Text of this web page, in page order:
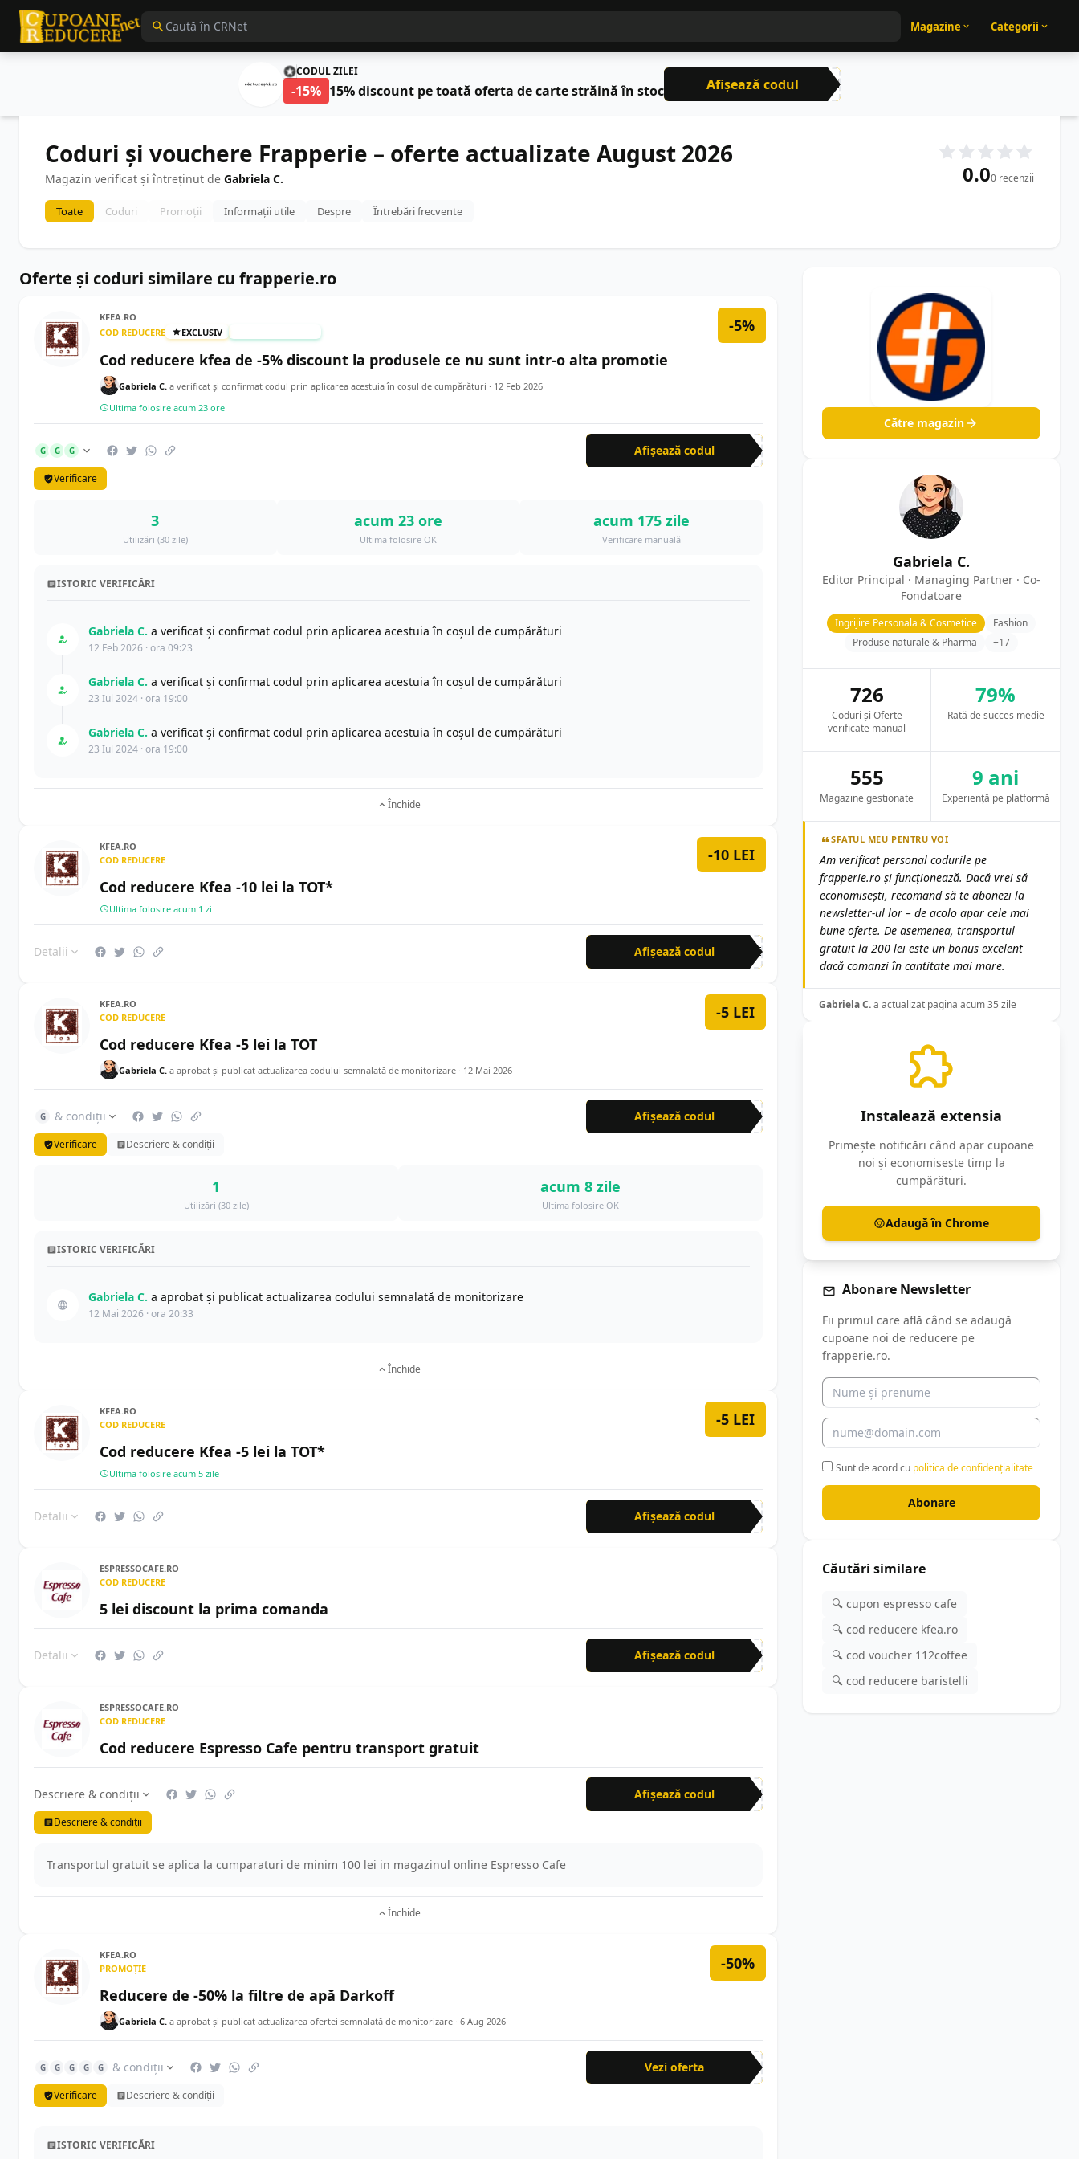
Magazine Categorii
CODUL ZILEI
-15% 15% discount pe toată oferta de carte străină în stoc Afișează codul CRN
Coduri și vouchere Frapperie – oferte actualizate August 2026
Magazin verificat și întreținut de Gabriela C. 0.00 recenzii
Toate Coduri Promoții Informații utile Despre Întrebări frecvente
Oferte și coduri similare cu frapperie.ro
KFEA.RO
COD REDUCERE
EXCLUSIV
-5%
Cod reducere kfea de -5% discount la produsele ce nu sunt intr-o alta promotie
Gabriela C. a verificat și confirmat codul prin aplicarea acestuia în coșul de cumpărături · 12 Feb 2026
Ultima folosire acum 23 ore
G G G Afișează codul ras
Verificare
3
Utilizări (30 zile)
acum 23 ore
Ultima folosire OK
acum 175 zile
Verificare manuală
ISTORIC VERIFICĂRI
Gabriela C. a verificat și confirmat codul prin aplicarea acestuia în coșul de cumpărături
12 Feb 2026 · ora 09:23
Gabriela C. a verificat și confirmat codul prin aplicarea acestuia în coșul de cumpărături
23 Iul 2024 · ora 19:00
Gabriela C. a verificat și confirmat codul prin aplicarea acestuia în coșul de cumpărături
23 Iul 2024 · ora 19:00
Închide
KFEA.RO
COD REDUCERE
-10 LEI
Cod reducere Kfea -10 lei la TOT*
Ultima folosire acum 1 zi
Detalii Afișează codul KFE
KFEA.RO
COD REDUCERE
-5 LEI
Cod reducere Kfea -5 lei la TOT
Gabriela C. a aprobat și publicat actualizarea codului semnalată de monitorizare · 12 Mai 2026
G & condiții Afișează codul SUP
Verificare Descriere & condiții
1
Utilizări (30 zile)
acum 8 zile
Ultima folosire OK
ISTORIC VERIFICĂRI
Gabriela C. a aprobat și publicat actualizarea codului semnalată de monitorizare
12 Mai 2026 · ora 20:33
Închide
KFEA.RO
COD REDUCERE
-5 LEI
Cod reducere Kfea -5 lei la TOT*
Ultima folosire acum 5 zile
Detalii Afișează codul KFE
ESPRESSOCAFE.RO
COD REDUCERE
5 lei discount la prima comanda
Detalii Afișează codul ESP
ESPRESSOCAFE.RO
COD REDUCERE
Cod reducere Espresso Cafe pentru transport gratuit
Descriere & condiții Afișează codul RSB
Descriere & condiții
Transportul gratuit se aplica la cumparaturi de minim 100 lei in magazinul online Espresso Cafe
Închide
KFEA.RO
PROMOȚIE
-50%
Reducere de -50% la filtre de apă Darkoff
Gabriela C. a aprobat și publicat actualizarea ofertei semnalată de monitorizare · 6 Aug 2026
G G G G G & condiții Vezi oferta -50%
Verificare Descriere & condiții
ISTORIC VERIFICĂRI
Către magazin
Gabriela C.
Editor Principal · Managing Partner · Co-
Fondatoare
Ingrijire Personala & Cosmetice
Fashion
Produse naturale & Pharma
+17
726
Coduri și Oferte
verificate manual
79%
Rată de succes medie
555
Magazine gestionate
9 ani
Experiență pe platformă
SFATUL MEU PENTRU VOI
Am verificat personal codurile pe
frapperie.ro și funcționează. Dacă vrei să
economisești, recomand să te abonezi la
newsletter-ul lor – de acolo apar cele mai
bune oferte. De asemenea, transportul
gratuit la 200 lei este un bonus excelent
dacă comanzi în cantitate mai mare.
Gabriela C.a actualizat pagina acum 35 zile
Instalează extensia
Primește notificări când apar cupoane
noi și economisește timp la
cumpărături.
Adaugă în Chrome
Abonare Newsletter
Fii primul care află când se adaugă
cupoane noi de reducere pe
frapperie.ro.
Sunt de acord cu politica de confidențialitate
Abonare
Căutări similare
🔍 cupon espresso cafe
🔍 cod reducere kfea.ro
🔍 cod voucher 112coffee
🔍 cod reducere baristelli